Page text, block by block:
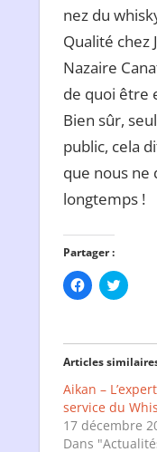
nez du
Qualité chez
Nazaire
de quoi être
Bien sûr,
public, cela
que nous ne
longtemps !
Partager :
Cliquez
pour
dans
nouvelle
Cliquez
pour
dans
Articles
Aikan –
service du
17 décembre
Dans